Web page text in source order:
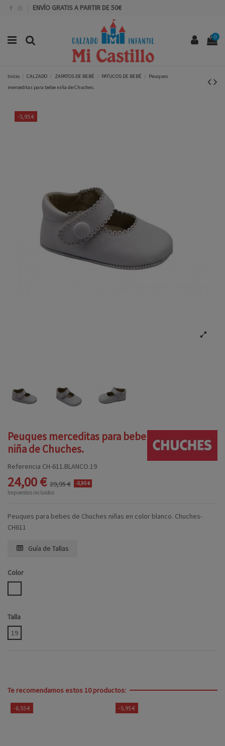
ENVÍO GRATIS A PARTIR DE 50€
0
Inicio CALZADO ZAPATOS DE BEBÉ PATUCOS DE BEBÉ
Peuques
merceditas para bebe niña de Chuches.
-5,95 €
Peuques merceditas para bebe
niña de Chuches.
Referencia CH-611.BLANCO.19
24,00 € 29,95 € -5,95 €
Impuestos incluidos
Peuques para bebes de Chuches niñas en color blanco. Chuches-
CH611
Guía de Tallas
Color
Talla
19
Te recomendamos estos 10 productos:
-6,55 € -5,95 €